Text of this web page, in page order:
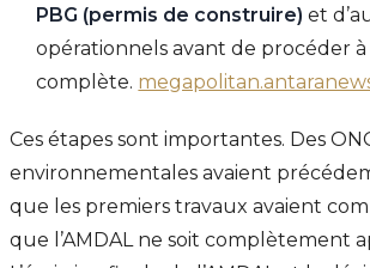
PBG (permis de construire) et
opérationnels avant de procéder
complète.
Ces étapes sont importantes. Des
environnementales avaient
que les premiers travaux avaient
que l’AMDAL ne soit complètement